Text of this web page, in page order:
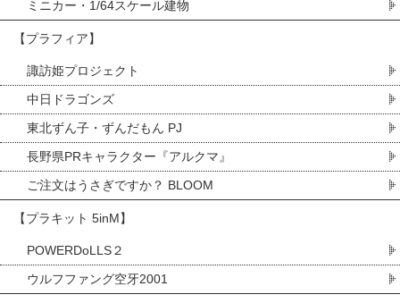
ミニカー・1/64スケール建物
【プラフィア】
諏訪姫プロジェクト
中日ドラゴンズ
東北ずん子・ずんだもん PJ
長野県PRキャラクター『アルクマ』
ご注文はうさぎですか？ BLOOM
【プラキット 5inM】
POWERDoLLS２
ウルフファング空牙2001